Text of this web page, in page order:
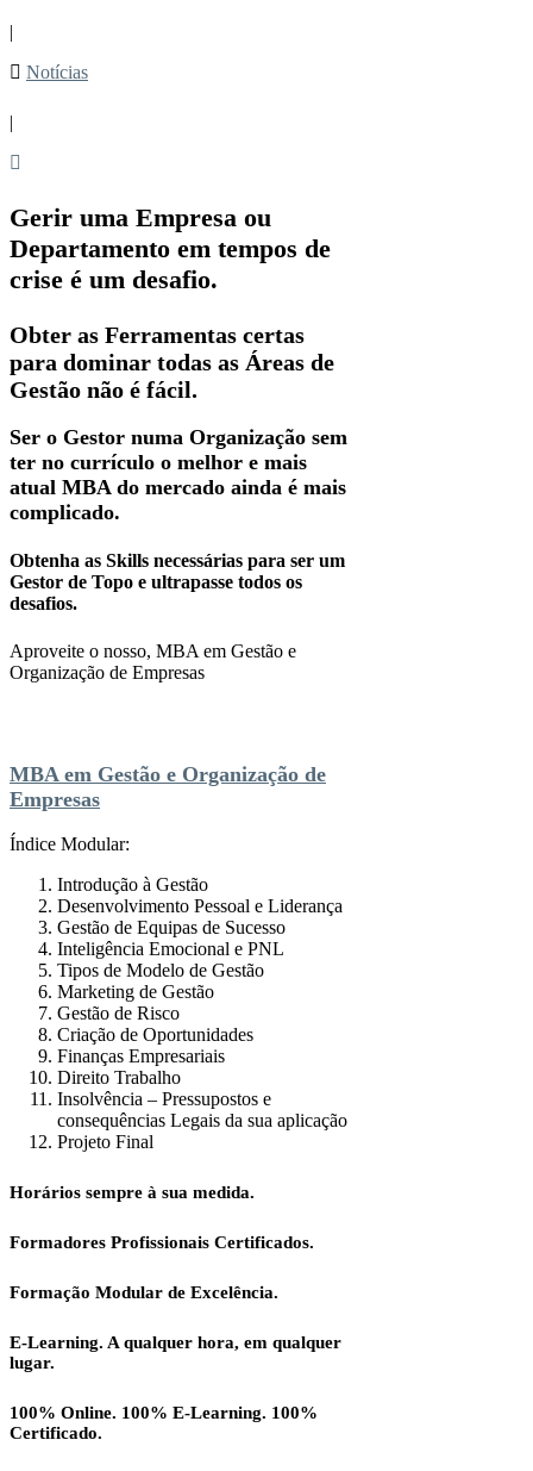
|
Notícias
|
Gerir uma Empresa ou
Departamento em tempos de
crise é um desafio.
Obter as Ferramentas certas
para dominar todas as Áreas de
Gestão não é fácil.
Ser o Gestor numa Organização sem
ter no currículo o melhor e mais
atual MBA do mercado ainda é mais
complicado.
Obtenha as Skills necessárias para ser um
Gestor de Topo e ultrapasse todos os
desafios.
Aproveite o nosso, MBA em Gestão e
Organização de Empresas
MBA em Gestão e Organização de
Empresas
Índice Modular:
Introdução à Gestão
Desenvolvimento Pessoal e Liderança
Gestão de Equipas de Sucesso
Inteligência Emocional e PNL
Tipos de Modelo de Gestão
Marketing de Gestão
Gestão de Risco
Criação de Oportunidades
Finanças Empresariais
Direito Trabalho
Insolvência – Pressupostos e
consequências Legais da sua aplicação
Projeto Final
Horários sempre à sua medida.
Formadores Profissionais Certificados.
Formação Modular de Excelência.
E-Learning. A qualquer hora, em qualquer
lugar.
100% Online. 100% E-Learning. 100%
Certificado.